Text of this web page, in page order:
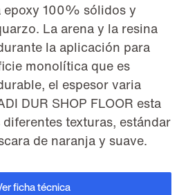
100% sólidos y
La arena y la resina
la aplicación para
monolítica que es
el espesor varia
DUR SHOP FLOOR esta
texturas, estándar
de naranja y suave.
ficha técnica